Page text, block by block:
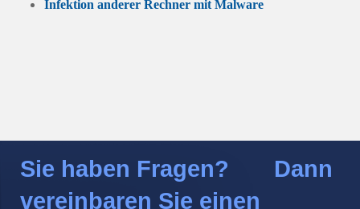
Infektion anderer Rechner mit Malware
Sie haben Fragen? Dann
vereinbaren Sie einen